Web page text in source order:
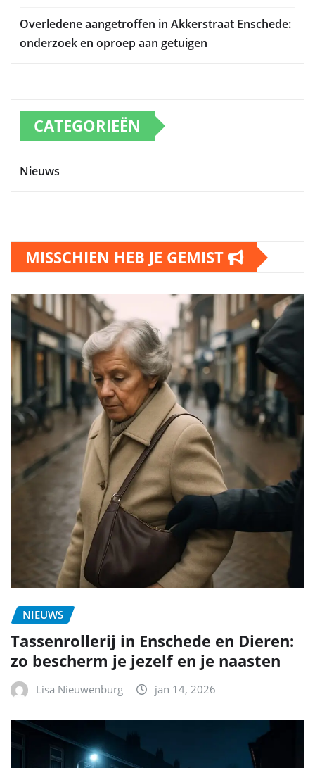
Overledene aangetroffen in Akkerstraat Enschede:
onderzoek en oproep aan getuigen
CATEGORIEËN
Nieuws
MISSCHIEN HEB JE GEMIST
NIEUWS
Tassenrollerij in Enschede en Dieren:
zo bescherm je jezelf en je naasten
Lisa Nieuwenburg jan 14, 2026